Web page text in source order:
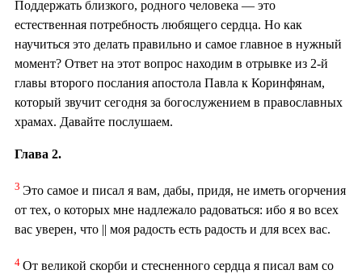
Поддержать близкого, родного человека — это
естественная потребность любящего сердца. Но как
научиться это делать правильно и самое главное в нужный
момент? Ответ на этот вопрос находим в отрывке из 2-й
главы второго послания апостола Павла к Коринфянам,
который звучит сегодня за богослужением в православных
храмах. Давайте послушаем.
Глава 2.
3 Это самое и писал я вам, дабы, придя, не иметь огорчения
от тех, о которых мне надлежало радоваться: ибо я во всех
вас уверен, что || моя радость есть радость и для всех вас.
4 От великой скорби и стесненного сердца я писал вам со